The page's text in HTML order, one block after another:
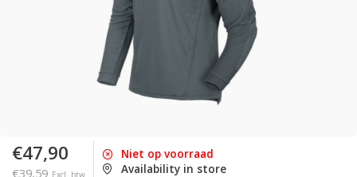
€47,90
€39,59 Excl. btw
Niet op voorraad
Availability in store